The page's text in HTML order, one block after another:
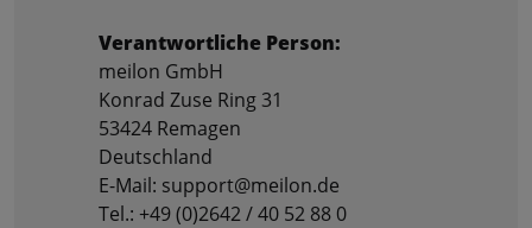
Verantwortliche Person:
meilon GmbH
Konrad Zuse Ring 31
53424 Remagen
Deutschland
E-Mail: support@meilon.de
Tel.: +49 (0)2642 / 40 52 88 0